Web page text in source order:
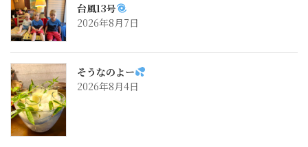
台風13号
2026年8月7日
そうなのよー
2026年8月4日